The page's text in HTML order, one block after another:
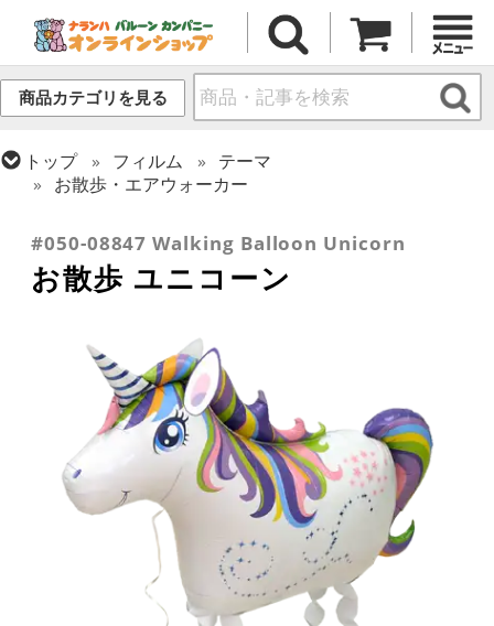
商品カテゴリを見る
トップ フィルム
テーマ
お散歩・エアウォーカー
#050-08847 Walking Balloon Unicorn
お散歩 ユニコーン